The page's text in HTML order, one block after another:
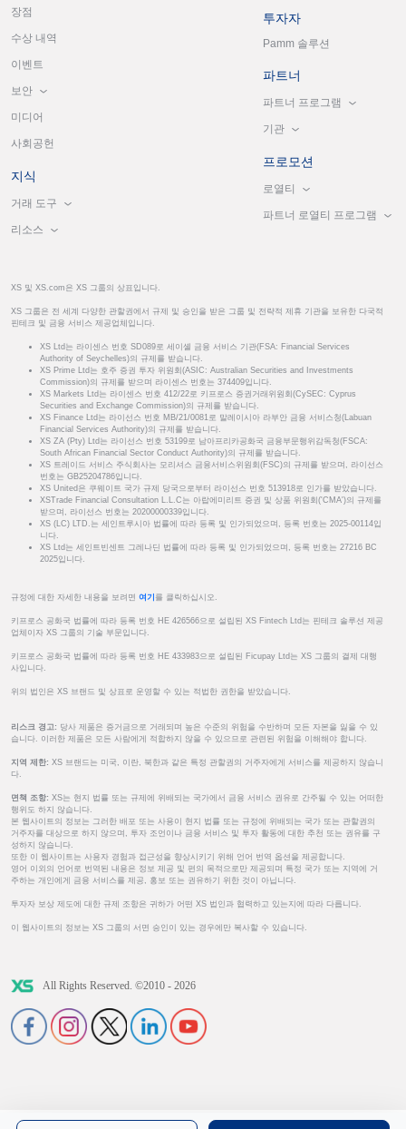
장점
수상 내역
이벤트
보안
미디어
사회공헌
지식
거래 도구
리소스
투자자
Pamm 솔루션
파트너
파트너 프로그램
기관
프로모션
로열티
파트너 로열티 프로그램
XS 및 XS.com은 XS 그룹의 상표입니다.
XS 그룹은 전 세계 다양한 관할권에서 규제 및 승인을 받은 그룹 및 전략적 제휴 기관을 보유한 다국적
핀테크 및 금융 서비스 제공업체입니다.
XS Ltd는 라이센스 번호 SD089로 세이셸 금융 서비스 기관(FSA: Financial Services
Authority of Seychelles)의 규제를 받습니다.
XS Prime Ltd는 호주 증권 투자 위원회(ASIC: Australian Securities and Investments
Commission)의 규제를 받으며 라이센스 번호는 374409입니다.
XS Markets Ltd는 라이센스 번호 412/22로 키프로스 증권거래위원회(CySEC: Cyprus
Securities and Exchange Commission)의 규제를 받습니다.
XS Finance Ltd는 라이선스 번호 MB/21/0081로 말레이시아 라부안 금융 서비스청(Labuan
Financial Services Authority)의 규제를 받습니다.
XS ZA (Pty) Ltd는 라이선스 번호 53199로 남아프리카공화국 금융부문행위감독청(FSCA:
South African Financial Sector Conduct Authority)의 규제를 받습니다.
XS 트레이드 서비스 주식회사는 모리셔스 금융서비스위원회(FSC)의 규제를 받으며, 라이선스
번호는 GB25204786입니다.
XS United은 쿠웨이트 국가 규제 당국으로부터 라이선스 번호 513918로 인가를 받았습니다.
XSTrade Financial Consultation L.L.C는 아랍에미리트 증권 및 상품 위원회('CMA')의 규제를
받으며, 라이선스 번호는 20200000339입니다.
XS (LC) LTD.는 세인트루시아 법률에 따라 등록 및 인가되었으며, 등록 번호는 2025-00114입
니다.
XS Ltd는 세인트빈센트 그레나딘 법률에 따라 등록 및 인가되었으며, 등록 번호는 27216 BC
2025입니다.
규정에 대한 자세한 내용을 보려면 여기 를 클릭하십시오.
키프로스 공화국 법률에 따라 등록 번호 HE 426566으로 설립된 XS Fintech Ltd는 핀테크 솔루션 제공
업체이자 XS 그룹의 기술 부문입니다.
키프로스 공화국 법률에 따라 등록 번호 HE 433983으로 설립된 Ficupay Ltd는 XS 그룹의 결제 대행
사입니다.
위의 법인은 XS 브랜드 및 상표로 운영할 수 있는 적법한 권한을 받았습니다.
리스크 경고: 당사 제품은 증거금으로 거래되며 높은 수준의 위험을 수반하며 모든 자본을 잃을 수 있
습니다. 이러한 제품은 모든 사람에게 적합하지 않을 수 있으므로 관련된 위험을 이해해야 합니다.
지역 제한: XS 브랜드는 미국, 이란, 북한과 같은 특정 관할권의 거주자에게 서비스를 제공하지 않습니
다.
면책 조항: XS는 현지 법률 또는 규제에 위배되는 국가에서 금융 서비스 권유로 간주될 수 있는 어떠한
행위도 하지 않습니다.
본 웹사이트의 정보는 그러한 배포 또는 사용이 현지 법률 또는 규정에 위배되는 국가 또는 관할권의
거주자를 대상으로 하지 않으며, 투자 조언이나 금융 서비스 및 투자 활동에 대한 추천 또는 권유를 구
성하지 않습니다.
또한 이 웹사이트는 사용자 경험과 접근성을 향상시키기 위해 언어 번역 옵션을 제공합니다.
영어 이외의 언어로 번역된 내용은 정보 제공 및 편의 목적으로만 제공되며 특정 국가 또는 지역에 거
주하는 개인에게 금융 서비스를 제공, 홍보 또는 권유하기 위한 것이 아닙니다.
투자자 보상 제도에 대한 규제 조항은 귀하가 어떤 XS 법인과 협력하고 있는지에 따라 다릅니다.
이 웹사이트의 정보는 XS 그룹의 서면 승인이 있는 경우에만 복사할 수 있습니다.
All Rights Reserved. ©2010 - 2026